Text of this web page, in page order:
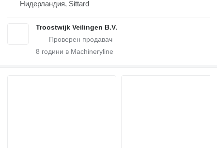
Нидерландия, Sittard
Troostwijk Veilingen B.V.
8 години в Machineryline